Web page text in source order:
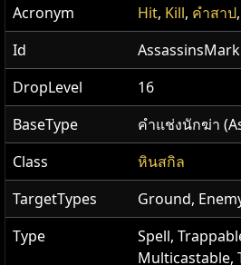
Acronym
Hit, Kill, คำสาป,
Id
AssassinsMark
DropLevel
16
BaseType
คำแช่งนักฆ่า
Class
หินสกิล
TargetTypes
Ground,
Type
Spell,
Multicastable,